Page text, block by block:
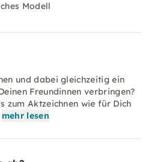
Modell
und dabei gleichzeitig ein
Freundinnen verbringen?
zum Aktzeichnen wie für Dich
mehr lesen